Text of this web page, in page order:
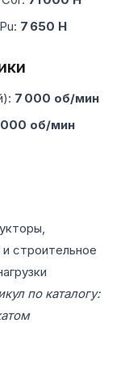
7 650 Н
7 000 об/мин
000 об/мин
строительное
по каталогу: